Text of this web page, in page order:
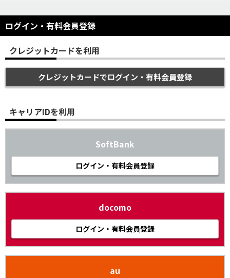
ログイン・有料会員登録
クレジットカードを利用
クレジットカードでログイン・有料会員登録
キャリアIDを利用
SoftBank
ログイン・有料会員登録
docomo
ログイン・有料会員登録
au